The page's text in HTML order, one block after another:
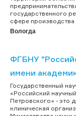
государственного
сфере производства
Вологда
ФГБНУ
имени
Государственный
«Российский
Петровского» - это
клиническая